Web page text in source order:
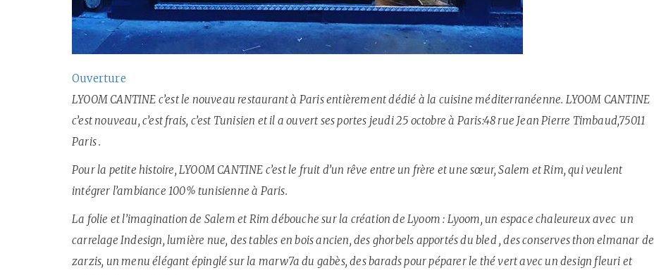
Ouverture
LYOOM CANTINE c’est le nouveau restaurant à Paris entièrement dédié à la cuisine méditerranéenne. LYOOM CANTINE
c’est nouveau, c’est frais, c’est Tunisien et il a ouvert ses portes jeudi 25 octobre à Paris:48 rue Jean Pierre Timbaud,75011
Paris .
Pour la petite histoire, LYOOM CANTINE c’est le fruit d’un rêve entre un frère et une sœur, Salem et Rim, qui veulent
intégrer l’ambiance 100% tunisienne à Paris.
La folie et l’imagination de Salem et Rim débouche sur la création de Lyoom : Lyoom, un espace chaleureux avec un
carrelage Indesign, lumière nue, des tables en bois ancien, des ghorbels apportés du bled , des conserves thon elmanar de
zarzis, un menu élégant épinglé sur la marw7a du gabès, des barads pour péparer le thé vert avec un design fleuri et